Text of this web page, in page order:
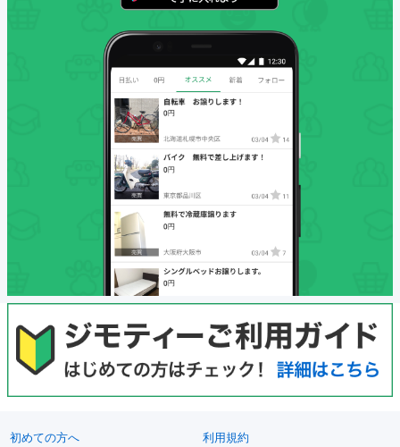
初めての方へ 利用規約